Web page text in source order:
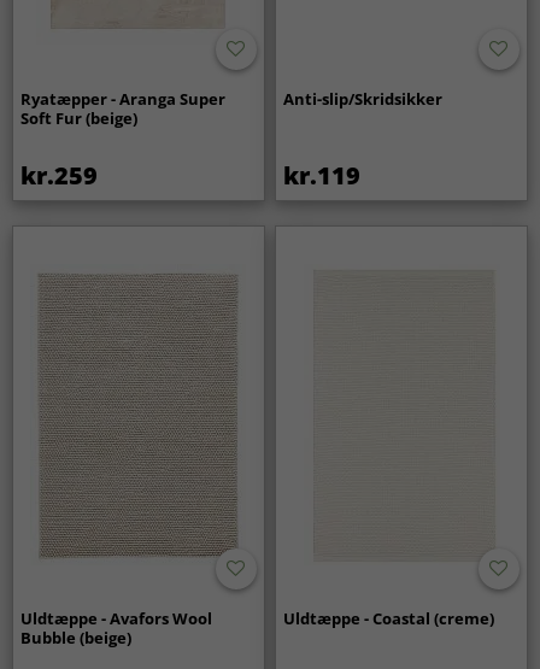
Ryatæpper - Aranga Super
Soft Fur (beige)
kr.259
Anti-slip/Skridsikker
kr.119
Uldtæppe - Avafors Wool
Bubble (beige)
Uldtæppe - Coastal (creme)